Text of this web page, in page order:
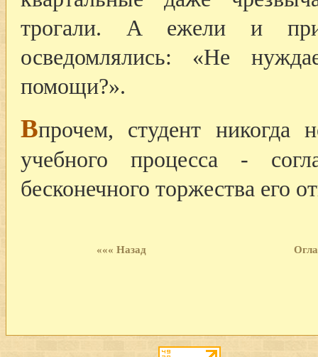
трогали. А ежели и
осведомлялись: «Не
помощи?».
Впрочем, студент никогда
учебного процесса -
бесконечного торжества его
««« Назад